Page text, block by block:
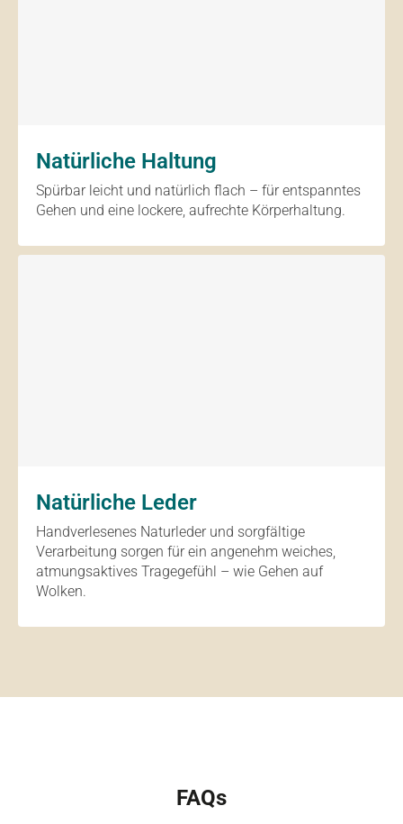
Natürliche Haltung
Spürbar leicht und natürlich flach – für entspanntes
Gehen und eine lockere, aufrechte Körperhaltung.
Natürliche Leder
Handverlesenes Naturleder und sorgfältige
Verarbeitung sorgen für ein angenehm weiches,
atmungsaktives Tragegefühl – wie Gehen auf
Wolken.
FAQs